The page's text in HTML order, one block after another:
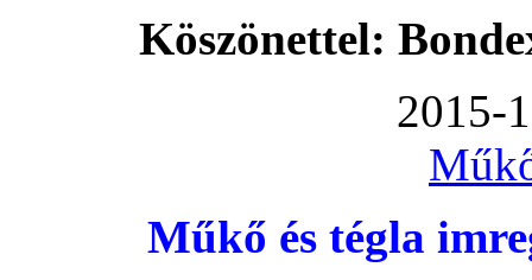
Köszönettel:
2015-
Műkő és tégla